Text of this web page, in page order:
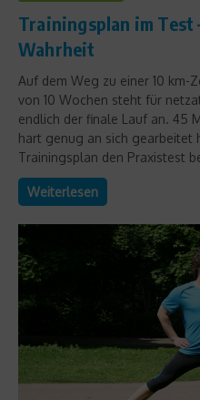
Trainingsplan im Test
Wahrheit
Auf dem Weg zu einer 10 km-
von 10 Wochen steht für
endlich der finale Lauf an. 45
hart genug an sich gearbeitet
Trainingsplan den Praxistest
Weiterlesen